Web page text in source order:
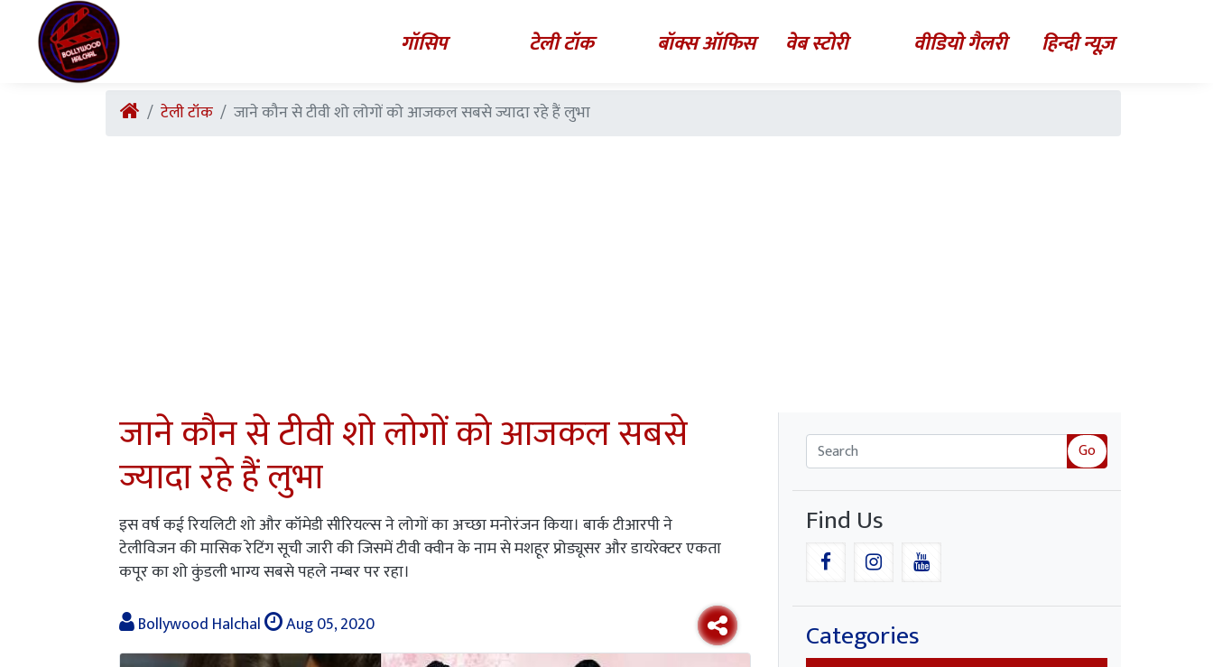
गॉसिप टेली टॉक बॉक्स ऑफिस वेब स्टोरी वीडियो गैलरी हिन्दी न्यूज़
टेली टॉक जाने कौन से टीवी शो लोगों को आजकल सबसे ज्यादा रहे हैं लुभा
जाने कौन से टीवी शो लोगों को आजकल सबसे
ज्यादा रहे हैं लुभा
इस वर्ष कई रियलिटी शो और कॉमेडी सीरियल्स ने लोगों का अच्छा मनोरंजन किया। बार्क टीआरपी ने
टेलीविजन की मासिक रेटिंग सूची जारी की जिसमें टीवी क्वीन के नाम से मशहूर प्रोड्यूसर और डायरेक्टर एकता
कपूर का शो कुंडली भाग्य सबसे पहले नम्बर पर रहा।
Bollywood Halchal
Aug 05, 2020
Go
Find Us
Categories